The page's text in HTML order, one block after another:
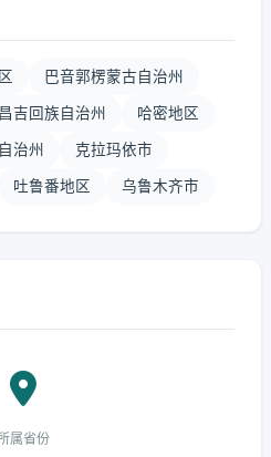
巴音郭楞蒙古自治州
昌吉回族自治州 哈密地区
治州 克拉玛依市
吐鲁番地区 乌鲁木齐市
属省份